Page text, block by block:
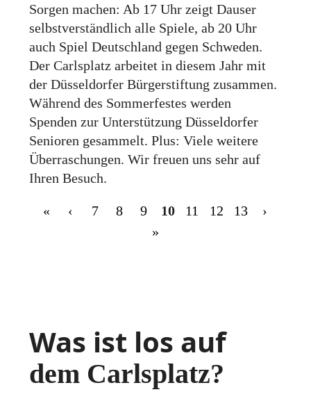
Sorgen machen: Ab 17 Uhr zeigt Dauser
selbst­verständlich alle Spiele, ab 20 Uhr
auch Spiel Deutschland gegen Schweden.
Der Carlsplatz arbeitet in diesem Jahr mit
der Düsseldorfer Bürger­stiftung zusammen.
Während des Sommerfestes werden
Spenden zur Unterstützung Düsseldorfer
Senioren gesammelt. Plus: Viele weitere
Über­raschungen. Wir freuen uns sehr auf
Ihren Besuch.
« ‹ 7 8 9 10 11 12 13
›
»
Was ist los auf
dem Carlsplatz?